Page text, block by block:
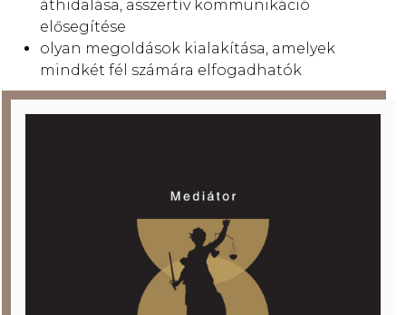
áthidalása, asszertív kommunikáció
elősegítése
olyan megoldások kialakítása, amelyek
mindkét fél számára elfogadhatók